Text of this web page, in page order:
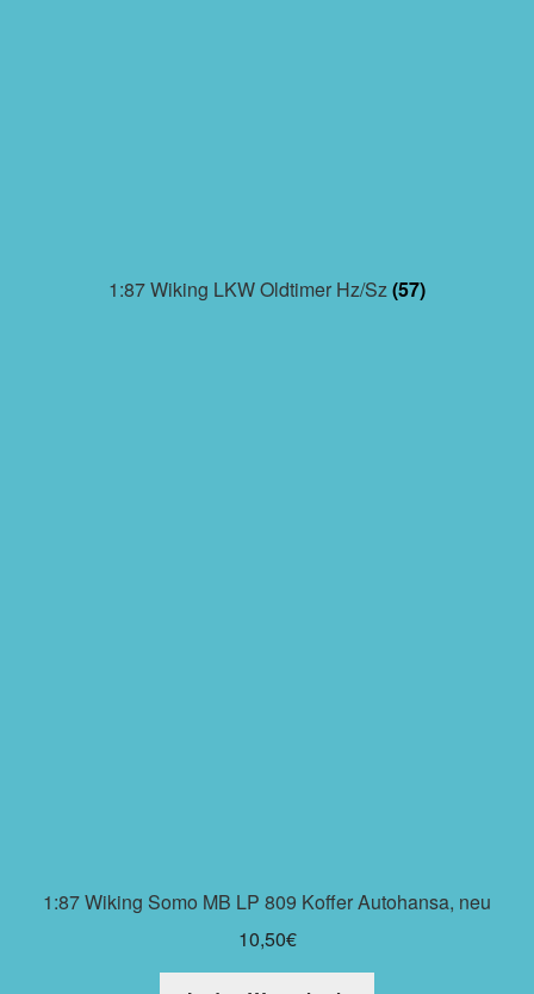
1:87 Wiking LKW Oldtimer Hz/Sz(57)
1:87 Wiking Somo MB LP 809 Koffer Autohansa, neu
10,50€